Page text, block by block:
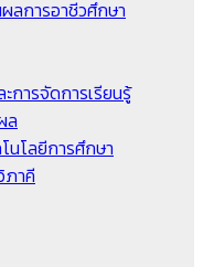
ลการอาชีวศึกษา
ารจัดการเรียนรู้
ล
นโลยีการศึกษา
ภาคี